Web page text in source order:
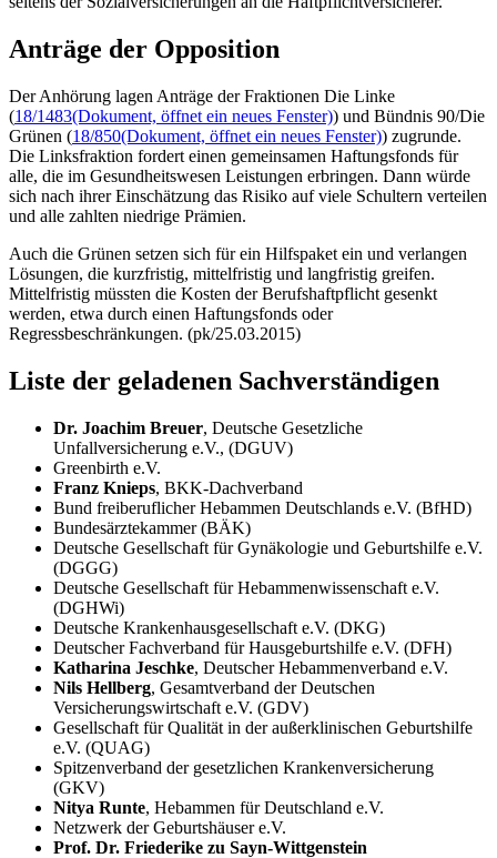
Anträge der Opposition
Der Anhörung lagen Anträge der Fraktionen Die Linke
(18/1483(Dokument, öffnet ein neues Fenster)) und Bündnis 90/Die
Grünen (18/850(Dokument, öffnet ein neues Fenster)) zugrunde.
Die Linksfraktion fordert einen gemeinsamen Haftungsfonds für
alle, die im Gesundheitswesen Leistungen erbringen. Dann würde
sich nach ihrer Einschätzung das Risiko auf viele Schultern verteilen
und alle zahlten niedrige Prämien.
Auch die Grünen setzen sich für ein Hilfspaket ein und verlangen
Lösungen, die kurzfristig, mittelfristig und langfristig greifen.
Mittelfristig müssten die Kosten der Berufshaftpflicht gesenkt
werden, etwa durch einen Haftungsfonds oder
Regressbeschränkungen. (pk/25.03.2015)
Liste der geladenen Sachverständigen
Dr. Joachim Breuer, Deutsche Gesetzliche
Unfallversicherung e.V., (DGUV)
Greenbirth e.V.
Franz Knieps, BKK-Dachverband
Bund freiberuflicher Hebammen Deutschlands e.V. (BfHD)
Bundesärztekammer (BÄK)
Deutsche Gesellschaft für Gynäkologie und Geburtshilfe e.V.
(DGGG)
Deutsche Gesellschaft für Hebammenwissenschaft e.V.
(DGHWi)
Deutsche Krankenhausgesellschaft e.V. (DKG)
Deutscher Fachverband für Hausgeburtshilfe e.V. (DFH)
Katharina Jeschke, Deutscher Hebammenverband e.V.
Nils Hellberg, Gesamtverband der Deutschen
Versicherungswirtschaft e.V. (GDV)
Gesellschaft für Qualität in der außerklinischen Geburtshilfe
e.V. (QUAG)
Spitzenverband der gesetzlichen Krankenversicherung
(GKV)
Nitya Runte, Hebammen für Deutschland e.V.
Netzwerk der Geburtshäuser e.V.
Prof. Dr. Friederike zu Sayn-Wittgenstein